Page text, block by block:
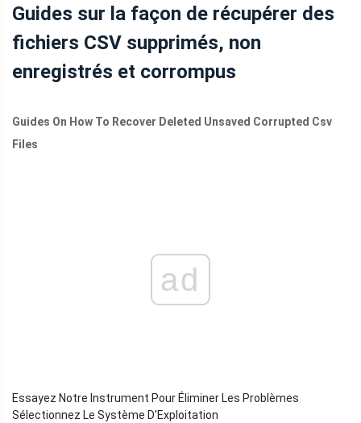
Guides sur la façon de récupérer des
fichiers CSV supprimés, non
enregistrés et corrompus
Guides On How To Recover Deleted Unsaved Corrupted Csv
Files
ad
Essayez Notre Instrument Pour Éliminer Les Problèmes
Sélectionnez Le Système D'Exploitation